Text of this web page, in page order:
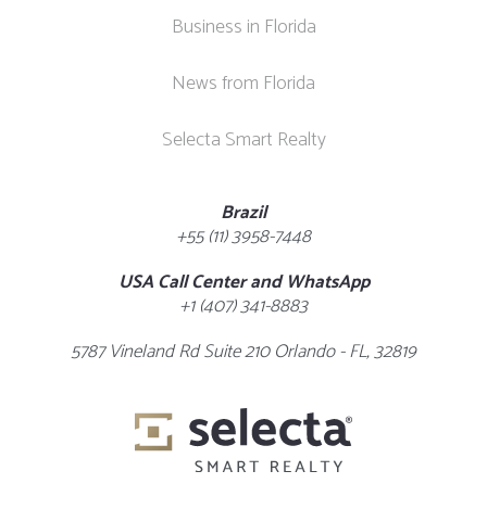
5787 Vineland Rd Suite 210 Orlando - FL, 32819
USA Call Center and WhatsApp
+1 (407) 341-8883
Brazil
+55 (11) 3958-7448
Business in Florida
News from Florida
Selecta Smart Realty